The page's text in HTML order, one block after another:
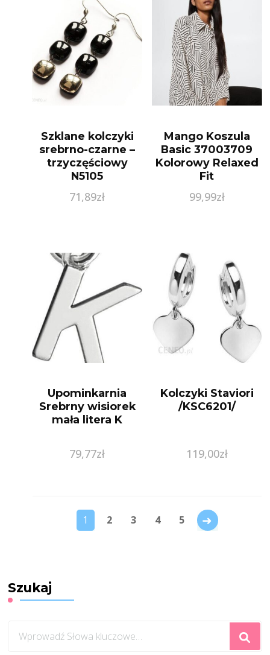
Szklane kolczyki
srebrno-czarne –
trzyczęściowy
N5105
71,89zł
Mango Koszula
Basic 37003709
Kolorowy Relaxed
Fit
99,99zł
Upominkarnia
Srebrny wisiorek
mała litera K
79,77zł
Kolczyki Staviori
/KSC6201/
119,00zł
1 2 3 4 5
Szukaj
czegoś?